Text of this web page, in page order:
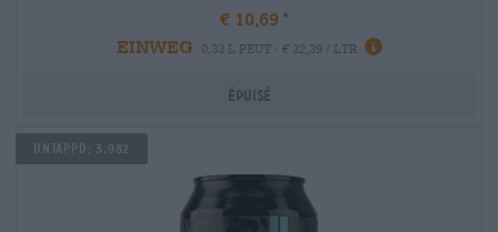
€ 10,69
EINWEG
0,33 L PEUT - € 32,39 / LTR
Épuisé
Untappd: 3,982